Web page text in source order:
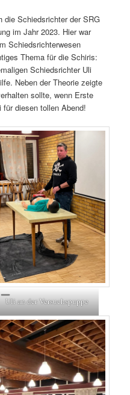
die Schiedsrichter der SRG
im Jahr 2023. Hier war
Schiedsrichterwesen
Thema für die Schiris:
Schiedsrichter Uli
Neben der Theorie zeigte
sollte, wenn Erste
diesen tollen Abend!
Uli an der Versuchspuppe